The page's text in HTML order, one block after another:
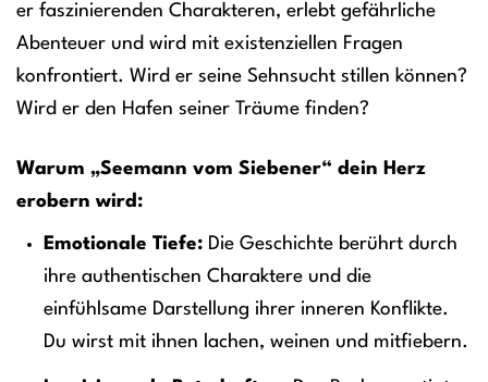
er faszinierenden Charakteren, erlebt gefährliche
Abenteuer und wird mit existenziellen Fragen
konfrontiert. Wird er seine Sehnsucht stillen können?
Wird er den Hafen seiner Träume finden?
Warum „Seemann vom Siebener“ dein Herz
erobern wird:
Emotionale Tiefe:Die Geschichte berührt durch
ihre authentischen Charaktere und die
einfühlsame Darstellung ihrer inneren Konflikte.
Du wirst mit ihnen lachen, weinen und mitfiebern.